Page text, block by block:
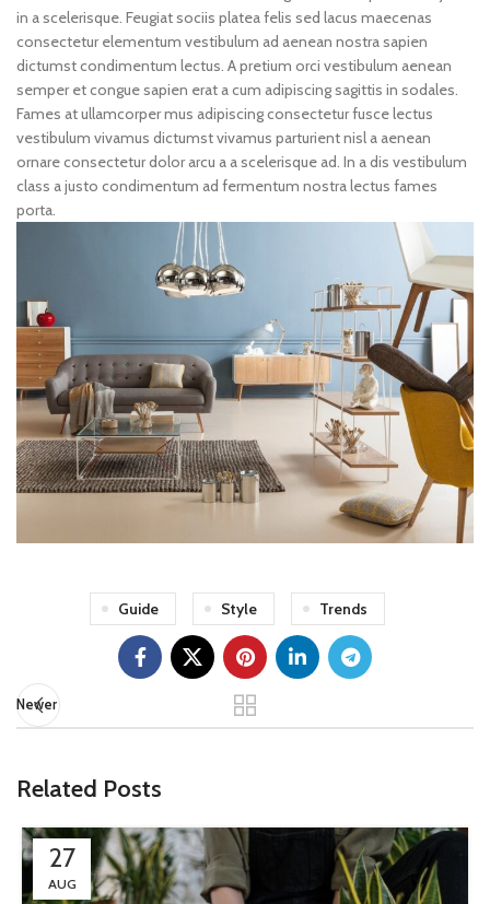
in a scelerisque. Feugiat sociis platea felis sed lacus maecenas
consectetur elementum vestibulum ad aenean nostra sapien
dictumst condimentum lectus. A pretium orci vestibulum aenean
semper et congue sapien erat a cum adipiscing sagittis in sodales.
Fames at ullamcorper mus adipiscing consectetur fusce lectus
vestibulum vivamus dictumst vivamus parturient nisl a aenean
ornare consectetur dolor arcu a a scelerisque ad. In a dis vestibulum
class a justo condimentum ad fermentum nostra lectus fames
porta.
Guide Style Trends
Newer
Related Posts
27
AUG